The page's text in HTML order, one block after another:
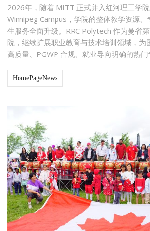
2026年，随着 MITT 正式并入红河理工学
Winnipeg Campus，学院的整体教学资源、
生服务全面升级。RRC Polytech 作为曼省
院，继续扩展职业教育与技术培训领域，为
高质量、PGWP 合规、就业导向明确的热门
HomePageNews